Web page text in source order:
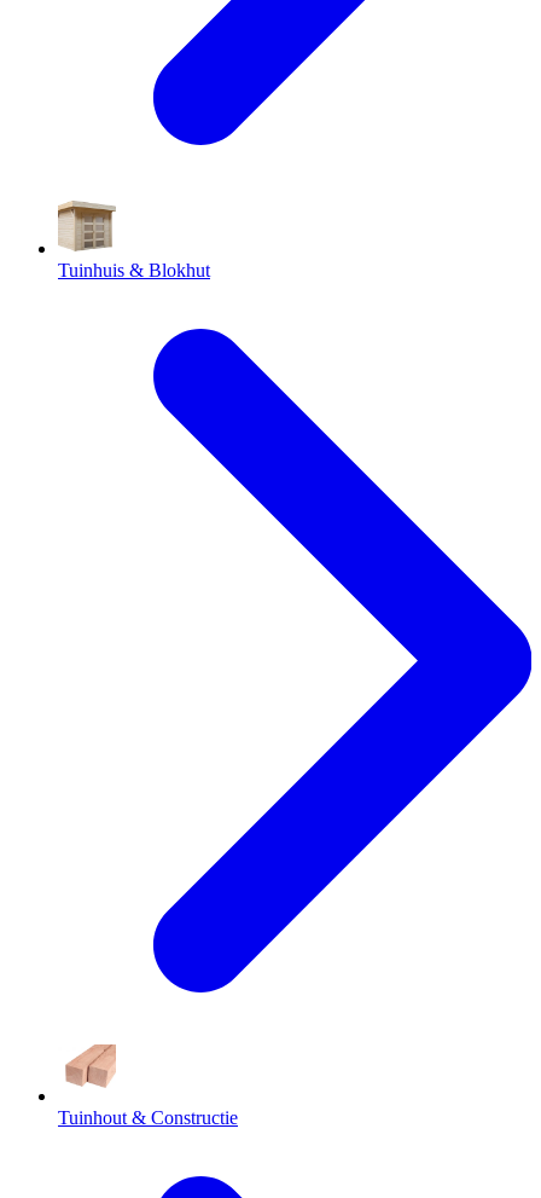
Tuinhuis & Blokhut
Tuinhout & Constructie